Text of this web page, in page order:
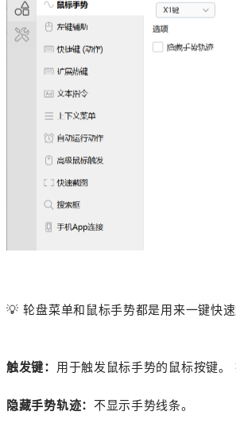
💡 轮盘菜单和鼠标手势都是用来一键快
触发键： 用于触发鼠标手势的鼠标按键。
隐藏手势轨迹： 不显示手势线条。